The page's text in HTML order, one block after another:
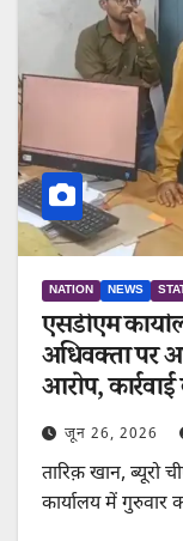
NATION NEWS
एसडीएम
अधिवक्ता पर
आरोप,
जून 26, 2026
तारिक़ खान, ब्यूरो
कार्यालय में